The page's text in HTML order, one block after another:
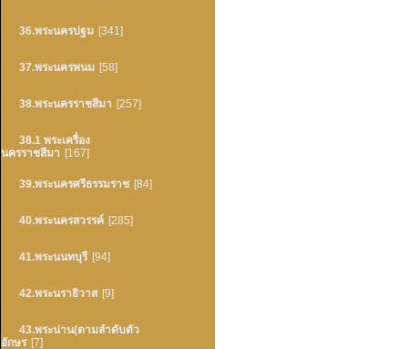
36.พระนครปฐม [341]
37.พระนครพนม [58]
38.พระนครราชสีมา [257]
38.1 พระเครื่อง
นครราชสีมา [167]
39.พระนครศรีธรรมราช [84]
40.พระนครสวรรค์ [285]
41.พระนนทบุรี [94]
42.พระนราธิวาส [9]
43.พระน่าน(ตามลำดับตัว
อักษร [7]